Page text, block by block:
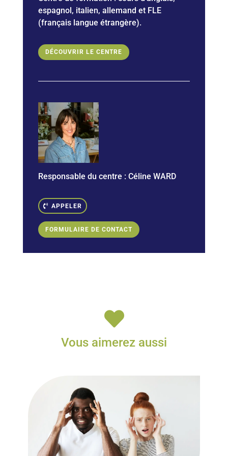
espagnol, italien, allemand et FLE
(français langue étrangère).
DÉCOUVRIR LE CENTRE
Responsable du centre : Céline WARD
APPELER
FORMULAIRE DE CONTACT

Vous aimerez aussi